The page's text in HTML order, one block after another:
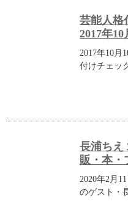
芸能人格
2017年
2017年10月
付けチェッ
長浦ちえ
販・本・
2020年2月
のゲスト・